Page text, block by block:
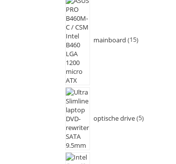
mainboard 15
optische drive 5